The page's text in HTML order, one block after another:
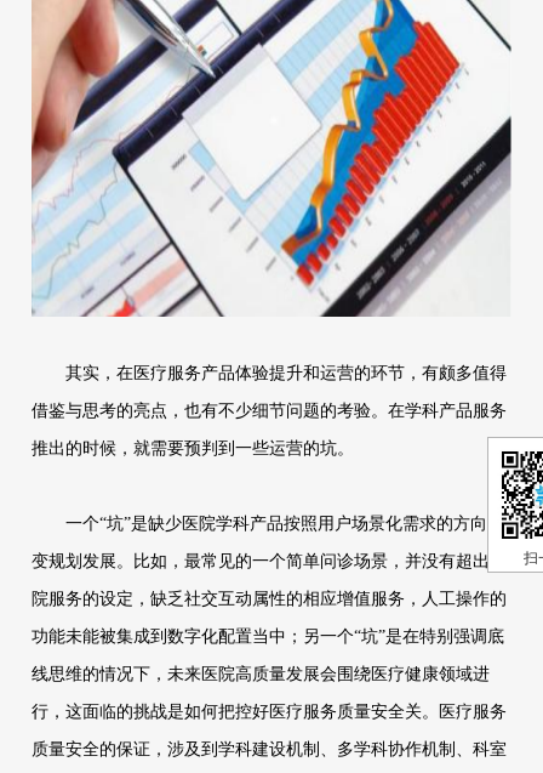
其实，在医疗服务产品体验提升和运营的环节，有颇多值得
借鉴与思考的亮点，也有不少细节问题的考验。在学科产品服务
推出的时候，就需要预判到一些运营的坑。
一个“坑”是缺少医院学科产品按照用户场景化需求的方向转
变规划发展。比如，最常见的一个简单问诊场景，并没有超出医
院服务的设定，缺乏社交互动属性的相应增值服务，人工操作的
功能未能被集成到数字化配置当中；另一个“坑”是在特别强调底
线思维的情况下，未来医院高质量发展会围绕医疗健康领域进
行，这面临的挑战是如何把控好医疗服务质量安全关。医疗服务
质量安全的保证，涉及到学科建设机制、多学科协作机制、科室
扫